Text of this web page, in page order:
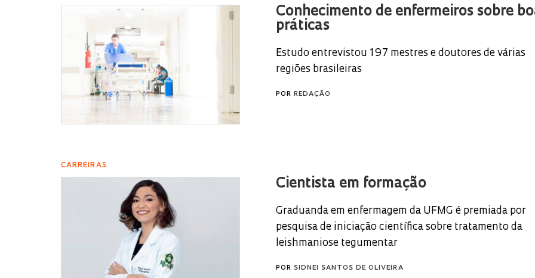
Conhecimento de enfermeiros sobre
práticas
Estudo entrevistou 197 mestres e doutores de várias
regiões brasileiras
POR REDAÇÃO
CARREIRAS
Cientista em formação
Graduanda em enfermagem da UFMG é premiada por
pesquisa de iniciação científica sobre tratamento da
leishmaniose tegumentar
POR SIDNEI SANTOS DE OLIVEIRA